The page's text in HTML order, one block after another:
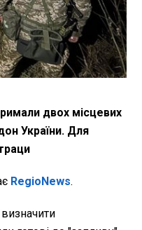
двох місцевих
України. Для
RegioNews.